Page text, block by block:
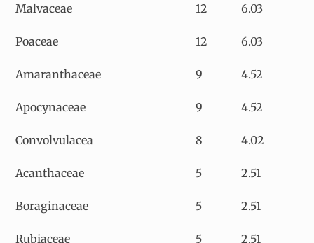
Malvaceae 12 6.03
Poaceae 12 6.03
Amaranthaceae 9 4.52
Apocynaceae 9 4.52
Convolvulacea 8 4.02
Acanthaceae 5 2.51
Boraginaceae 5 2.51
Rubiaceae 5 2.51